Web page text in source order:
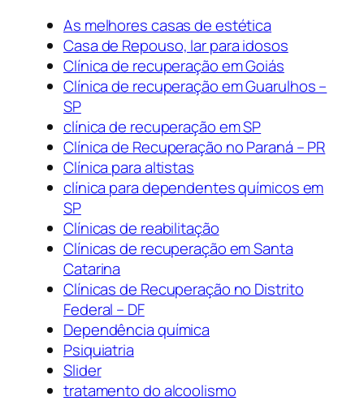
As melhores casas de estética
Casa de Repouso, lar para idosos
Clínica de recuperação em Goiás
Clínica de recuperação em Guarulhos –
SP
clínica de recuperação em SP
Clínica de Recuperação no Paraná – PR
Clínica para altistas
clínica para dependentes químicos em
SP
Clínicas de reabilitação
Clínicas de recuperação em Santa
Catarina
Clínicas de Recuperação no Distrito
Federal – DF
Dependência química
Psiquiatria
Slider
tratamento do alcoolismo